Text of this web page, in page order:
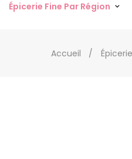
Épicerie Fine Par Région
Accueil